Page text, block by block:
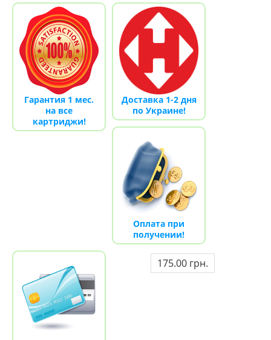
Гарантия 1 мес.
на все
картриджи!
Доставка 1-2 дня
по Украине!
Оплата при
получении!
175.00 грн.